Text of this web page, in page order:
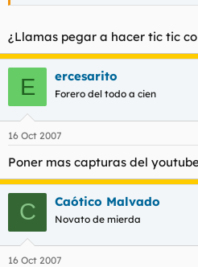
¿Llamas pegar a hacer tic tic
E ercesarito
Forero del todo a cien
16 Oct 2007
Poner mas capturas del
C Caótico Malvado
Novato de mierda
16 Oct 2007